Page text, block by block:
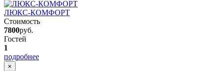
ЛЮКС-КОМФОРТ
Стоимость
7800руб.
Гостей
1
подробнее
×